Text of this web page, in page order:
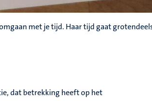
met je tijd. Haar tijd gaat
dat betrekking heeft op het